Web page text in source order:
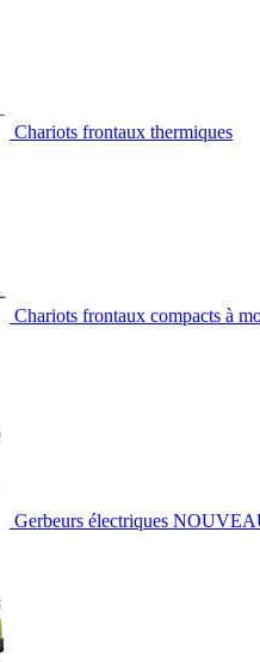
Chariots frontaux thermiques
Chariots frontaux compacts à
Gerbeurs électriques